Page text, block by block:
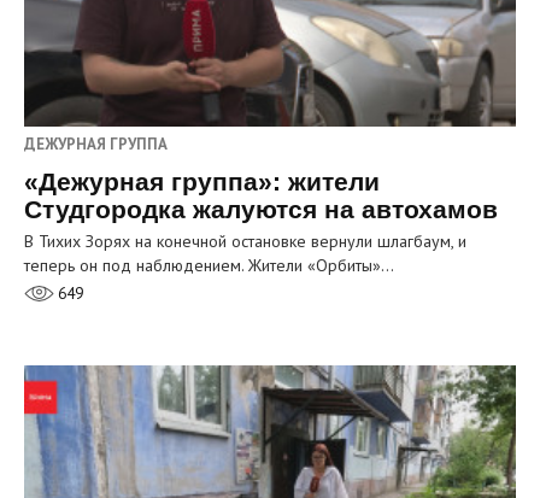
ДЕЖУРНАЯ ГРУППА
«Дежурная группа»: жители
Студгородка жалуются на автохамов
В Тихих Зорях на конечной остановке вернули шлагбаум, и
теперь он под наблюдением. Жители «Орбиты»…
649